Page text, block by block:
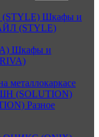
Шкафы и
(STYLE)
Шкафы и
металлокаркасе
(SOLUTION)
Разное